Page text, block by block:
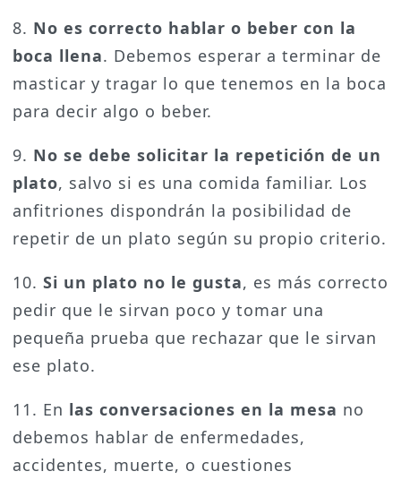
8. No es correcto hablar o beber con la
boca llena. Debemos esperar a terminar de
masticar y tragar lo que tenemos en la boca
para decir algo o beber.
9. No se debe solicitar la repetición de un
plato, salvo si es una comida familiar. Los
anfitriones dispondrán la posibilidad de
repetir de un plato según su propio criterio.
10. Si un plato no le gusta, es más correcto
pedir que le sirvan poco y tomar una
pequeña prueba que rechazar que le sirvan
ese plato.
11. En las conversaciones en la mesa no
debemos hablar de enfermedades,
accidentes, muerte, o cuestiones